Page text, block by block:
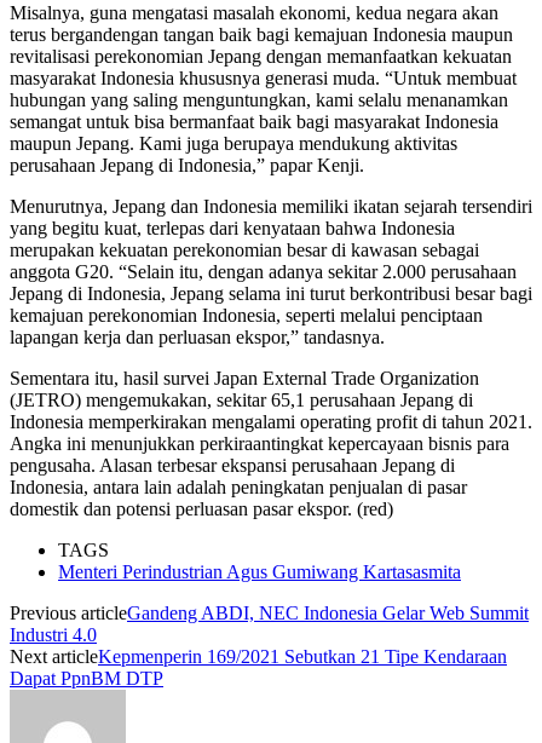
Misalnya, guna mengatasi masalah ekonomi, kedua negara akan
terus bergandengan tangan baik bagi kemajuan Indonesia maupun
revitalisasi perekonomian Jepang dengan memanfaatkan kekuatan
masyarakat Indonesia khususnya generasi muda. “Untuk membuat
hubungan yang saling menguntungkan, kami selalu menanamkan
semangat untuk bisa bermanfaat baik bagi masyarakat Indonesia
maupun Jepang. Kami juga berupaya mendukung aktivitas
perusahaan Jepang di Indonesia,” papar Kenji.
Menurutnya, Jepang dan Indonesia memiliki ikatan sejarah tersendiri
yang begitu kuat, terlepas dari kenyataan bahwa Indonesia
merupakan kekuatan perekonomian besar di kawasan sebagai
anggota G20. “Selain itu, dengan adanya sekitar 2.000 perusahaan
Jepang di Indonesia, Jepang selama ini turut berkontribusi besar bagi
kemajuan perekonomian Indonesia, seperti melalui penciptaan
lapangan kerja dan perluasan ekspor,” tandasnya.
Sementara itu, hasil survei Japan External Trade Organization
(JETRO) mengemukakan, sekitar 65,1 perusahaan Jepang di
Indonesia memperkirakan mengalami operating profit di tahun 2021.
Angka ini menunjukkan perkiraantingkat kepercayaan bisnis para
pengusaha. Alasan terbesar ekspansi perusahaan Jepang di
Indonesia, antara lain adalah peningkatan penjualan di pasar
domestik dan potensi perluasan pasar ekspor. (red)
TAGS
Menteri Perindustrian Agus Gumiwang Kartasasmita
Previous articleGandeng ABDI, NEC Indonesia Gelar Web Summit
Industri 4.0
Next articleKepmenperin 169/2021 Sebutkan 21 Tipe Kendaraan
Dapat PpnBM DTP